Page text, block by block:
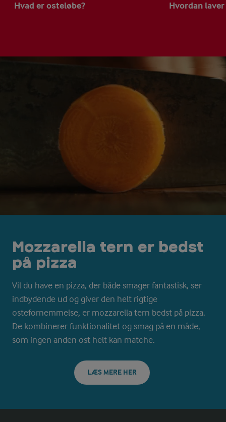
Hvad er osteløbe? Hvordan
Mozzarella tern er bedst
på pizza
Vil du have en pizza, der både smager fantastisk, ser
indbydende ud og giver den helt rigtige
ostefornemmelse, er mozzarella tern bedst på pizza.
De kombinerer funktionalitet og smag på en måde,
som ingen anden ost helt kan matche.
LÆS MERE HER